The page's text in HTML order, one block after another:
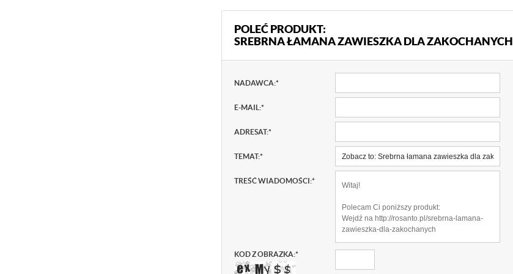
POLEĆ PRODUKT:
SREBRNA ŁAMANA ZAWIESZKA DLA ZAKOCHANYCH
NADAWCA:*
E-MAIL:*
ADRESAT:*
TEMAT:*
TREŚĆ WIADOMOŚCI:*
KOD Z OBRAZKA:*